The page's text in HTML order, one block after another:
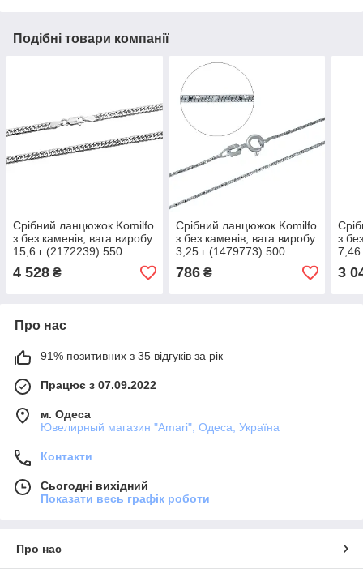
Подібні товари компанії
Срібний ланцюжок Komilfo
з без каменів, вага виробу
15,6 г (2172239) 550
розмір
4 528 ₴
Срібний ланцюжок Komilfo
з без каменів, вага виробу
3,25 г (1479773) 500
розмір
786₴
з
7,46
3
Про нас
91% позитивних з 35 відгуків за рік
Працює з 07.09.2022
м. Одеса
Ювелирный магазин "Amari", Одеса, Україна
Контакти
Сьогодні вихідний
Показати весь графік роботи
Про нас